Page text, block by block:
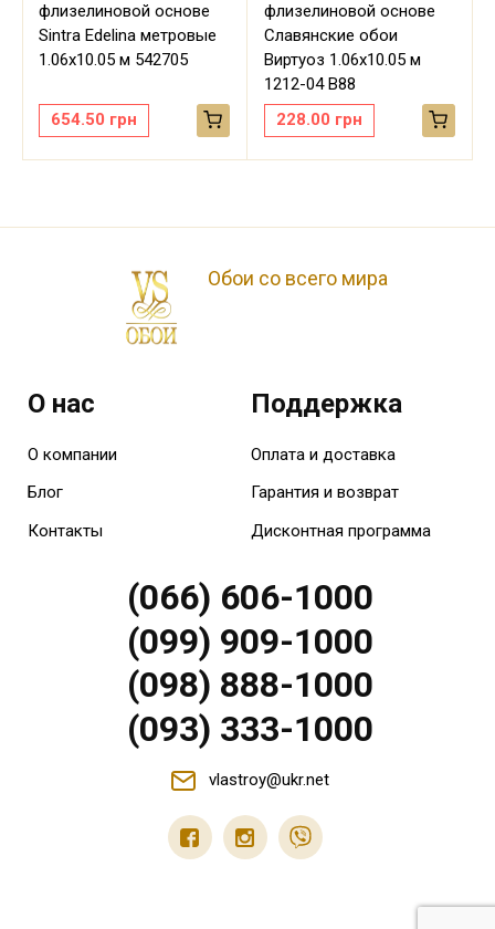
флизелиновой основе
Sintra Edelina метровые
1.06х10.05 м 542705
654.50 грн
флизелиновой основе
Славянские обои
Виртуоз 1.06х10.05 м
1212-04 В88
228.00 грн
Обои со всего мира
О нас
О компании
Блог
Контакты
Поддержка
Оплата и доставка
Гарантия и возврат
Дисконтная программа
(066) 606-1000
(099) 909-1000
(098) 888-1000
(093) 333-1000
vlastroy@ukr.net